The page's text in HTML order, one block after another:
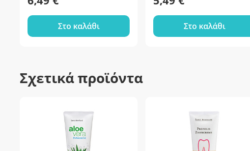
Στο καλάθι Στο καλάθι
Σχετικά προϊόντα